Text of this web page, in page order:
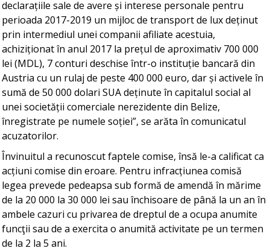
declarațiile sale de avere și interese personale pentru
perioada 2017-2019 un mijloc de transport de lux deținut
prin intermediul unei companii afiliate acestuia,
achiziționat în anul 2017 la prețul de aproximativ 700 000
lei (MDL), 7 conturi deschise într-o instituție bancară din
Austria cu un rulaj de peste 400 000 euro, dar și activele în
sumă de 50 000 dolari SUA deținute în capitalul social al
unei societății comerciale nerezidente din Belize,
înregistrate pe numele soției”, se arăta în comunicatul
acuzatorilor.
Învinuitul a recunoscut faptele comise, însă le-a calificat ca
acțiuni comise din eroare. Pentru infracțiunea comisă
legea prevede pedeapsa sub formă de amendă în mărime
de la 20 000 la 30 000 lei sau închisoare de până la un an în
ambele cazuri cu privarea de dreptul de a ocupa anumite
funcţii sau de a exercita o anumită activitate pe un termen
de la 2 la 5 ani.